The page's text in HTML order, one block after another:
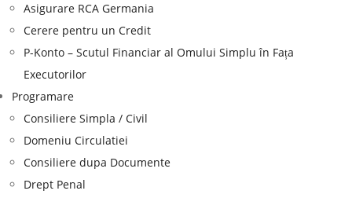
Asigurare RCA Germania
Cerere pentru un Credit
P-Konto – Scutul Financiar al Omului Simplu în Fața
Executorilor
Programare
Consiliere Simpla / Civil
Domeniu Circulatiei
Consiliere dupa Documente
Drept Penal